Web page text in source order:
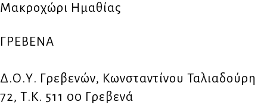
Μακροχώρι Ημαθίας
ΓΡΕΒΕΝΑ
Δ.Ο.Υ. Γρεβενών, Κωνσταντίνου Ταλιαδούρη
72, Τ.Κ. 511 00 Γρεβενά